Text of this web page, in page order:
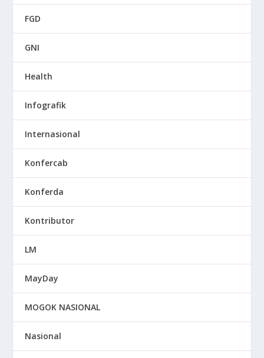
FGD
GNI
Health
Infografik
Internasional
Konfercab
Konferda
Kontributor
LM
MayDay
MOGOK NASIONAL
Nasional